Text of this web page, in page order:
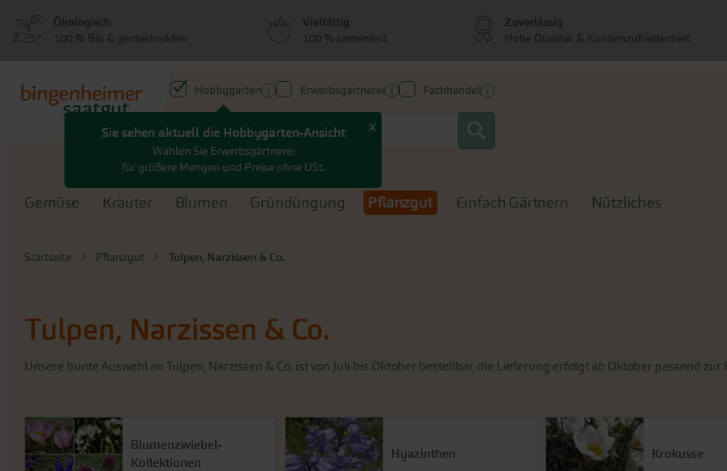
Hauptinhalt
Hobbygarten Erwerbsgärtnerei Fachhandel
Search
Search
Gemüse Kräuter Blumen Gründüngung Pflanzgut Einfach Gärtnern Nützliches
Startseite Pflanzgut Tulpen, Narzissen & Co.
Tulpen, Narzissen & Co.
Unsere bunte Auswahl an Tulpen, Narzissen & Co. ist von Juli bis Oktober bestellbar, die Lieferung erfolgt ab Oktober passend
Blumenzwiebel-
Kollektionen
Hyazinthen Krokusse
Ökologisch
100 % Bio & gentechnikfrei
Vielfältig
100 % samenfest
Zuverlässig
Hohe Qualität & Kundenzufriedenheit